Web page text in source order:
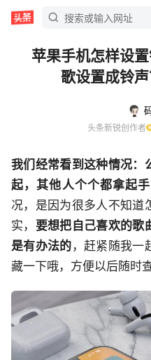
苹果手机怎样设
歌设置成铃
头条新锐创作者
我们经常看到这种情况：
起，其他人个个都拿起
况，是因为很多人不知道
实， 要想把自己喜欢的歌
是有办法的 ，赶紧随我一
藏一下哦，方便以后随时查